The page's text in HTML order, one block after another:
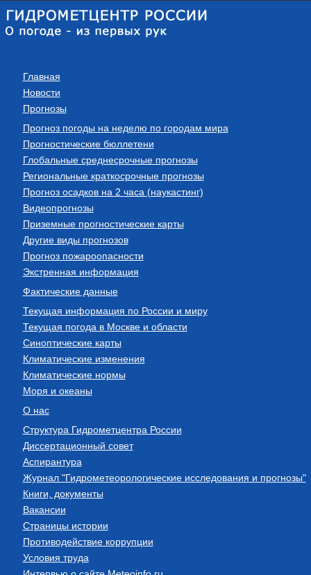
Главная
Новости
Прогнозы
Прогноз погоды на неделю по городам мира
Прогностические бюллетени
Глобальные среднесрочные прогнозы
Региональные краткосрочные прогнозы
Прогноз осадков на 2 часа (наукастинг)
Видеопрогнозы
Приземные прогностические карты
Другие виды прогнозов
Прогноз пожароопасности
Экстренная информация
Фактические данные
Текущая информация по России и миру
Текущая погода в Москве и области
Синоптические карты
Климатические изменения
Климатические нормы
Моря и океаны
О нас
Структура Гидрометцентра России
Диссертационный совет
Аспирантура
Журнал "Гидрометеорологические исследования и прогнозы"
Книги, документы
Вакансии
Страницы истории
Противодействие коррупции
Условия труда